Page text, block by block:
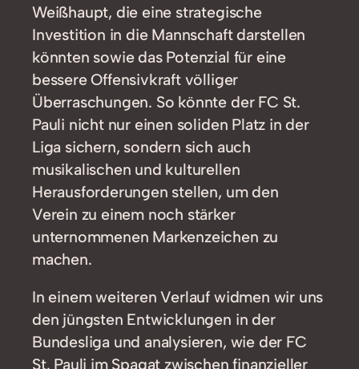
Weißhaupt, die eine strategische
Investition in die Mannschaft darstellen
könnten sowie das Potenzial für eine
bessere Offensivkraft völliger
Überraschungen. So könnte der FC St.
Pauli nicht nur einen soliden Platz in der
Liga sichern, sondern sich auch
musikalischen und kulturellen
Herausforderungen stellen, um den
Verein zu einem noch stärker
unternommenen Markenzeichen zu
machen.
In einem weiteren Verlauf widmen wir uns
den jüngsten Entwicklungen in der
Bundesliga und analysieren, wie der FC
St. Pauli im Spagat zwischen finanzieller